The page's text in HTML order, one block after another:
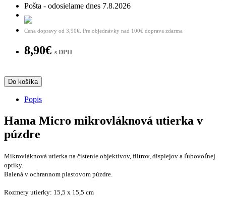
Pošta - odosielame dnes 7.8.2026
Cena dopravy od 3,90€. Pre objednávky nad 100€ doprava zdarma
8,90€ s DPH
Do košíka
Popis
Hama Micro mikrovláknová utierka v
púzdre
Mikrovláknová utierka na čistenie objektívov, filtrov, displejov a ľubovoľnej
optiky.
Balená v ochrannom plastovom púzdre.
Rozmery utierky: 15,5 x 15,5 cm